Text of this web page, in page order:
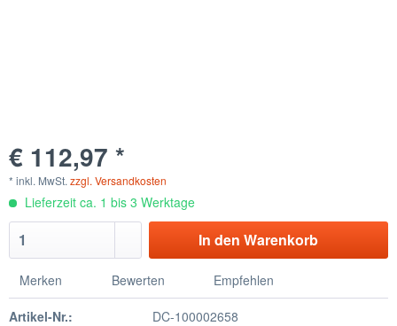
€ 112,97 *
* inkl. MwSt. zzgl. Versandkosten
Lieferzeit ca. 1 bis 3 Werktage
In den Warenkorb
Merken Bewerten Empfehlen
Artikel-Nr.:
DC-100002658